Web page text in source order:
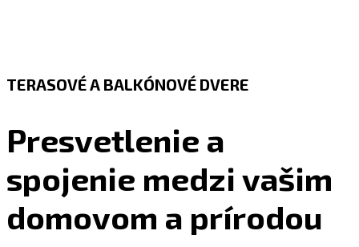
TERASOVÉ A BALKÓNOVÉ DVERE
Presvetlenie a
spojenie medzi vašim
domovom a prírodou